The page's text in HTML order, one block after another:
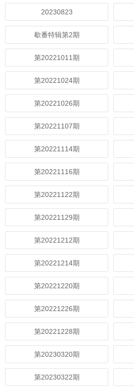
20230823
歇番特辑第2期
第20221011期
第20221024期
第20221026期
第20221107期
第20221114期
第20221116期
第20221122期
第20221129期
第20221212期
第20221214期
第20221220期
第20221226期
第20221228期
第20230320期
第20230322期